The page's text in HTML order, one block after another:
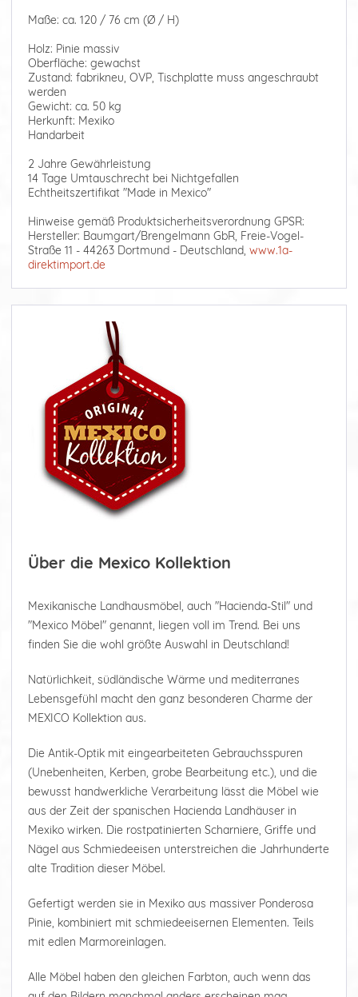
Maße: ca. 120 / 76 cm (Ø / H)
Holz: Pinie massiv
Oberfläche: gewachst
Zustand: fabrikneu, OVP, Tischplatte muss angeschraubt
werden
Gewicht: ca. 50 kg
Herkunft: Mexiko
Handarbeit
2 Jahre Gewährleistung
14 Tage Umtauschrecht bei Nichtgefallen
Echtheitszertifikat "Made in Mexico"
Hinweise gemäß Produktsicherheitsverordnung GPSR:
Hersteller: Baumgart/Brengelmann GbR, Freie-Vogel-
Straße 11 - 44263 Dortmund - Deutschland, www.1a-
direktimport.de
Über die Mexico Kollektion
Mexikanische Landhausmöbel, auch "Hacienda-Stil" und
"Mexico Möbel" genannt, liegen voll im Trend. Bei uns
finden Sie die wohl größte Auswahl in Deutschland!
Natürlichkeit, südländische Wärme und mediterranes
Lebensgefühl macht den ganz besonderen Charme der
MEXICO Kollektion aus.
Die Antik-Optik mit eingearbeiteten Gebrauchsspuren
(Unebenheiten, Kerben, grobe Bearbeitung etc.), und die
bewusst handwerkliche Verarbeitung lässt die Möbel wie
aus der Zeit der spanischen Hacienda Landhäuser in
Mexiko wirken. Die rostpatinierten Scharniere, Griffe und
Nägel aus Schmiedeeisen unterstreichen die Jahrhunderte
alte Tradition dieser Möbel.
Gefertigt werden sie in Mexiko aus massiver Ponderosa
Pinie, kombiniert mit schmiedeeisernen Elementen. Teils
mit edlen Marmoreinlagen.
Alle Möbel haben den gleichen Farbton, auch wenn das